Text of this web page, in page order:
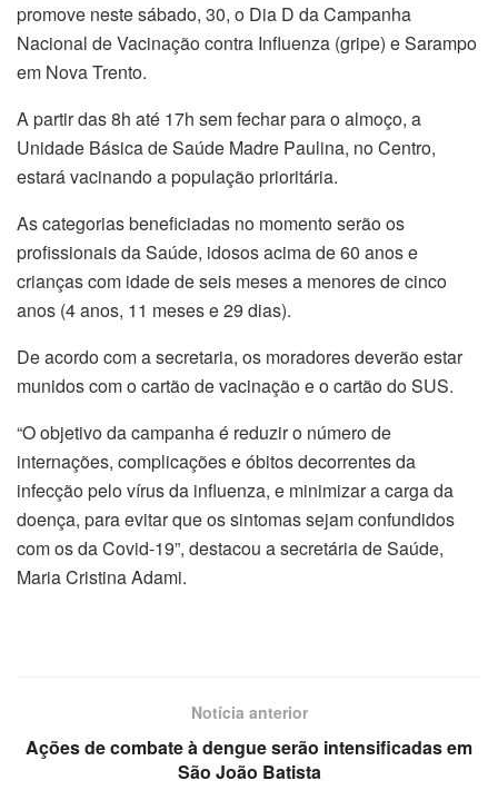
promove neste sábado, 30, o Dia D da Campanha
Nacional de Vacinação contra Influenza (gripe) e Sarampo
em Nova Trento.
A partir das 8h até 17h sem fechar para o almoço, a
Unidade Básica de Saúde Madre Paulina, no Centro,
estará vacinando a população prioritária.
As categorias beneficiadas no momento serão os
profissionais da Saúde, idosos acima de 60 anos e
crianças com idade de seis meses a menores de cinco
anos (4 anos, 11 meses e 29 dias).
De acordo com a secretaria, os moradores deverão estar
munidos com o cartão de vacinação e o cartão do SUS.
“O objetivo da campanha é reduzir o número de
internações, complicações e óbitos decorrentes da
infecção pelo vírus da influenza, e minimizar a carga da
doença, para evitar que os sintomas sejam confundidos
com os da Covid-19”, destacou a secretária de Saúde,
Maria Cristina Adami.
Notícia anterior
Ações de combate à dengue serão intensificadas em
São João Batista